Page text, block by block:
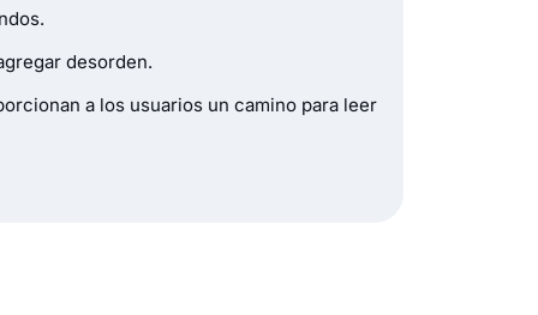
desorden.
a los usuarios un camino para leer